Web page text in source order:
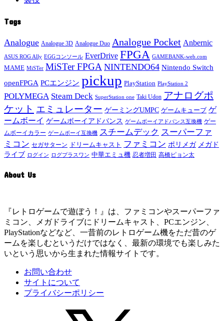
Tags
Analogue Analogue 3D Analogue Duo Analogue Pocket Anbernic
ASUS ROG Ally EGGコンソール EverDrive FPGA GAMEBANK-web.com
MAME MiSTer MiSTer FPGA NINTENDO64 Nintendo Switch
openFPGA PCエンジン pickup PlayStation PlayStation 2
POLYMEGA Steam Deck SuperStation one Taki Udon アナログポ
ケット エミュレーター ゲーミングUMPC ゲームキューブ ゲ
ームボーイ ゲームボーイアドバンス ゲームボーイアドバンス互換機 ゲー
ムボーイカラー ゲームボーイ互換機 スチームデック スーパーファ
ミコン セガサターン ドリームキャスト ファミコン ポリメガ メガド
ライブ ログイン ログプラスワン 中華エミュ機 忍者増田 高橋ピョン太
About Us
『レトロゲームで遊ぼう！』は、ファミコンやスーパーファ
ミコン、メガドライブにドリームキャスト、PCエンジン、
PlayStationなどなど、一昔前のレトロゲーム機をただ昔のゲ
ームを楽しむというだけではなく、最新の環境でも楽しみた
いという思いから生まれた情報サイトです。
お問い合わせ
サイトについて
プライバシーポリシー